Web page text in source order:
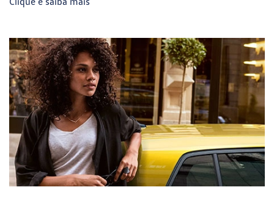
Serviços financeiros
Garanta o seu novo veículo Volkswagen com as nossas
soluções de financiamento, feitas para facilitar a sua
conquista. Se preferir, conte também com as vantagens do
nosso consórcio. Consulte as opções de planos disponíveis e
escolha a alternativa que melhor se encaixa no seu perfil.
Clique e saiba mais